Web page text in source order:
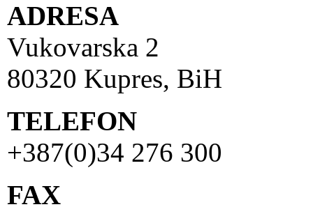
ADRESA
Vukovarska 2
80320 Kupres, BiH
TELEFON
+387(0)34 276 300
FAX